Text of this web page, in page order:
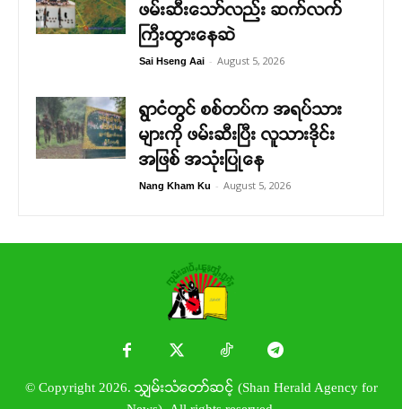
ဖမ်းဆီးသော်လည်း ဆက်လက်
ကြီးထွားနေဆဲ
Sai Hseng Aai - August 5, 2026
ရွာငံတွင် စစ်တပ်က အရပ်သား
များကို ဖမ်းဆီးပြီး လူသားဒိုင်း
အဖြစ် အသုံးပြုနေ
Nang Kham Ku - August 5, 2026
© Copyright 2026. သျှမ်းသံတော်ဆင့် (Shan Herald Agency for